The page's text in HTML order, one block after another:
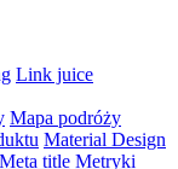
Link juice
Mapa podróży
Material Design
Meta title Metryki